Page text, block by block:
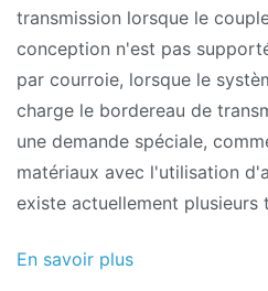
transmission lorsque le
conception n'est pas
par courroie, lorsque le
charge le bordereau de
une demande spéciale,
matériaux avec l'utilisation
existe actuellement
En savoir plus